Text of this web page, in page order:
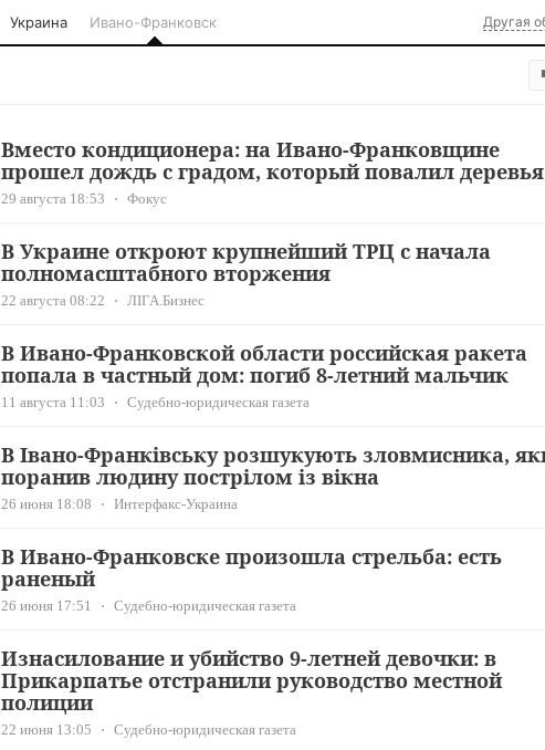
Украина Ивано-Франковск Другая
Вместо кондиционера: на Ивано-Франковщине
прошел дождь с градом, который повалил деревья
29 августа 18:53 Фокус
В Украине откроют крупнейший ТРЦ с начала
полномасштабного вторжения
22 августа 08:22 ЛІГА.Бизнес
В Ивано-Франковской области российская ракета
попала в частный дом: погиб 8-летний мальчик
11 августа 11:03 Судебно-юридическая газета
В Івано-Франківську розшукують зловмисника,
поранив людину пострілом із вікна
26 июня 18:08 Интерфакс-Украина
В Ивано-Франковске произошла стрельба: есть
раненый
26 июня 17:51 Судебно-юридическая газета
Изнасилование и убийство 9-летней девочки: в
Прикарпатье отстранили руководство местной
полиции
22 июня 13:05 Судебно-юридическая газета